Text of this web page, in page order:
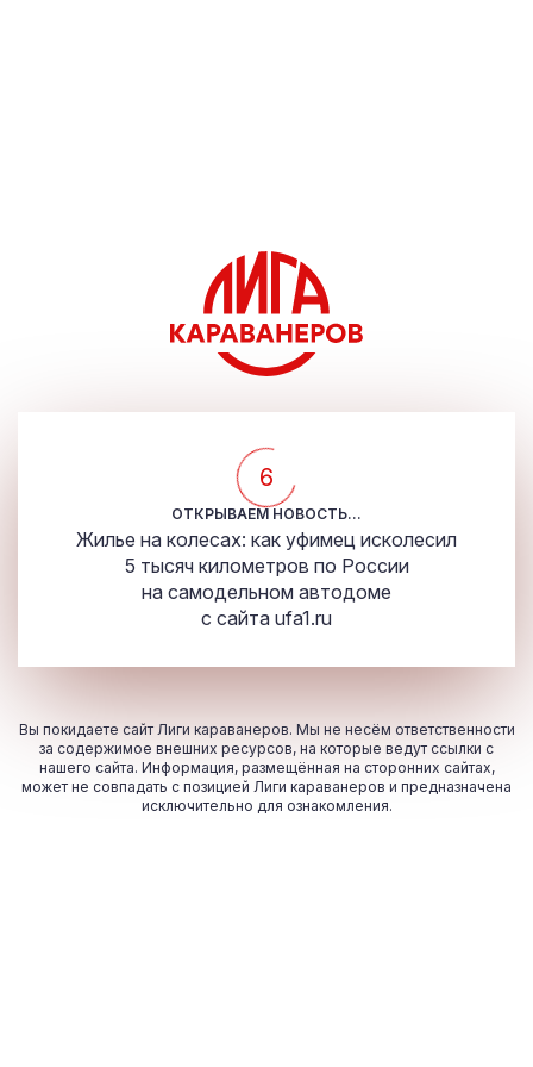
5
ОТКРЫВАЕМ НОВОСТЬ...
Жилье на колесах: как уфимец исколесил
5 тысяч километров по России
на самодельном автодоме
с сайта ufa1.ru
Вы покидаете сайт Лиги караванеров. Мы не несём ответственности
за содержимое внешних ресурсов, на которые ведут ссылки с
нашего сайта. Информация, размещённая на сторонних сайтах,
может не совпадать с позицией Лиги караванеров и предназначена
исключительно для ознакомления.